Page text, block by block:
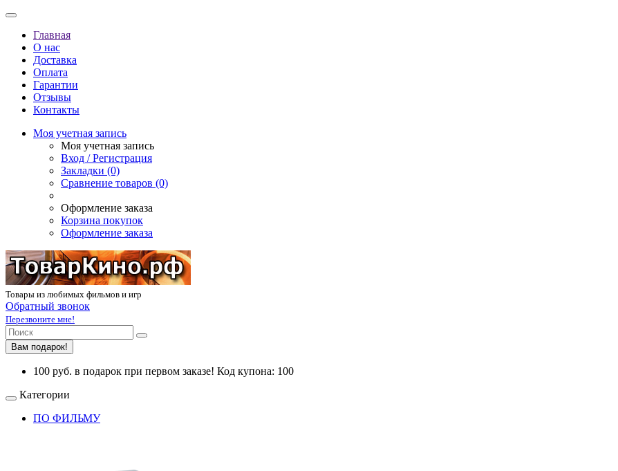
Главная
О нас
Доставка
Оплата
Гарантии
Отзывы
Контакты
Моя учетная запись
Моя учетная запись
Вход / Регистрация
Закладки (0)
Сравнение товаров (0)
Оформление заказа
Корзина покупок
Оформление заказа
Товары из любимых фильмов и игр
Обратный звонок
Перезвоните мне!
Вам подарок!
100 руб. в подарок при первом заказе! Код купона: 100
Категории
ПО ФИЛЬМУ